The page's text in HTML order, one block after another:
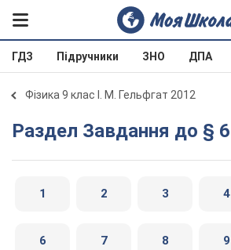
ГДЗ Підручники ЗНО ДПА
Фізика 9 клас І. М. Гельфгат 2012
Раздел Завдання до § 6
1 2 3 4
6 7 8 9